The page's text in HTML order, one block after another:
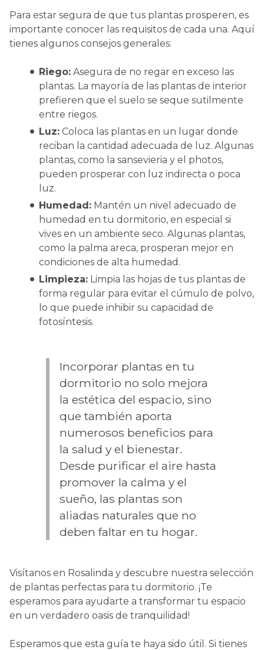
Para estar segura de que tus plantas prosperen, es
importante conocer las requisitos de cada una. Aquí
tienes algunos consejos generales:
Riego: Asegura de no regar en exceso las
plantas. La mayoría de las plantas de interior
prefieren que el suelo se seque sutilmente
entre riegos.
Luz: Coloca las plantas en un lugar donde
reciban la cantidad adecuada de luz. Algunas
plantas, como la sansevieria y el photos,
pueden prosperar con luz indirecta o poca
luz.
Humedad: Mantén un nivel adecuado de
humedad en tu dormitorio, en especial si
vives en un ambiente seco. Algunas plantas,
como la palma areca, prosperan mejor en
condiciones de alta humedad.
Limpieza: Limpia las hojas de tus plantas de
forma regular para evitar el cúmulo de polvo,
lo que puede inhibir su capacidad de
fotosíntesis.
Incorporar plantas en tu
dormitorio no solo mejora
la estética del espacio, sino
que también aporta
numerosos beneficios para
la salud y el bienestar.
Desde purificar el aire hasta
promover la calma y el
sueño, las plantas son
aliadas naturales que no
deben faltar en tu hogar.
Visítanos en Rosalinda y descubre nuestra selección
de plantas perfectas para tu dormitorio. ¡Te
esperamos para ayudarte a transformar tu espacio
en un verdadero oasis de tranquilidad!
Esperamos que esta guía te haya sido útil. Si tienes